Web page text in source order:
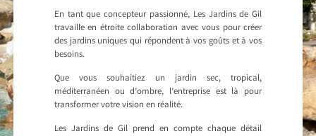
En tant que concepteur passionné, Les Jardins de Gil
travaille en étroite collaboration avec vous pour créer
des jardins uniques qui répondent à vos goûts et à vos
besoins.
Que vous souhaitiez un jardin sec, tropical,
méditerranéen ou d’ombre, l’entreprise est là pour
transformer votre vision en réalité.
Les Jardins de Gil prend en compte chaque détail